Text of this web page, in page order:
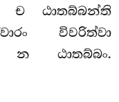
ච ඨාතබ්බන්ති
විවරිත්වා
න ඨාතබ්බං.